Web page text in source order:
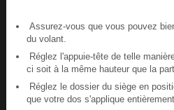
Assurez-vous que vous pouvez
du volant.
Réglez l'appuie-tête de telle
ci soit à la même hauteur que la
Réglez le dossier du siège en
que votre dos s'applique